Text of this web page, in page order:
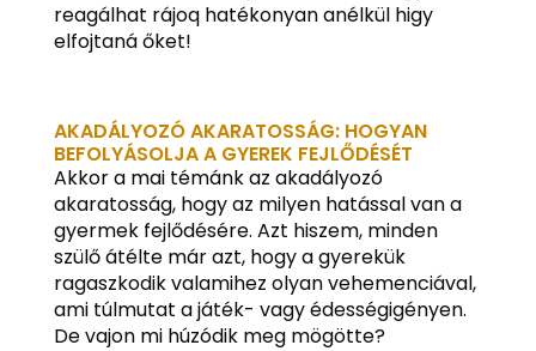
reagálhat rájoq hatékonyan anélkül higy
elfojtaná őket!
AKADÁLYOZÓ AKARATOSSÁG: HOGYAN
BEFOLYÁSOLJA A GYEREK FEJLŐDÉSÉT
Akkor a mai témánk az akadályozó
akaratosság, hogy az milyen hatással van a
gyermek fejlődésére. Azt hiszem, minden
szülő átélte már azt, hogy a gyerekük
ragaszkodik valamihez olyan vehemenciával,
ami túlmutat a játék- vagy édességigényen.
De vajon mi húzódik meg mögötte?